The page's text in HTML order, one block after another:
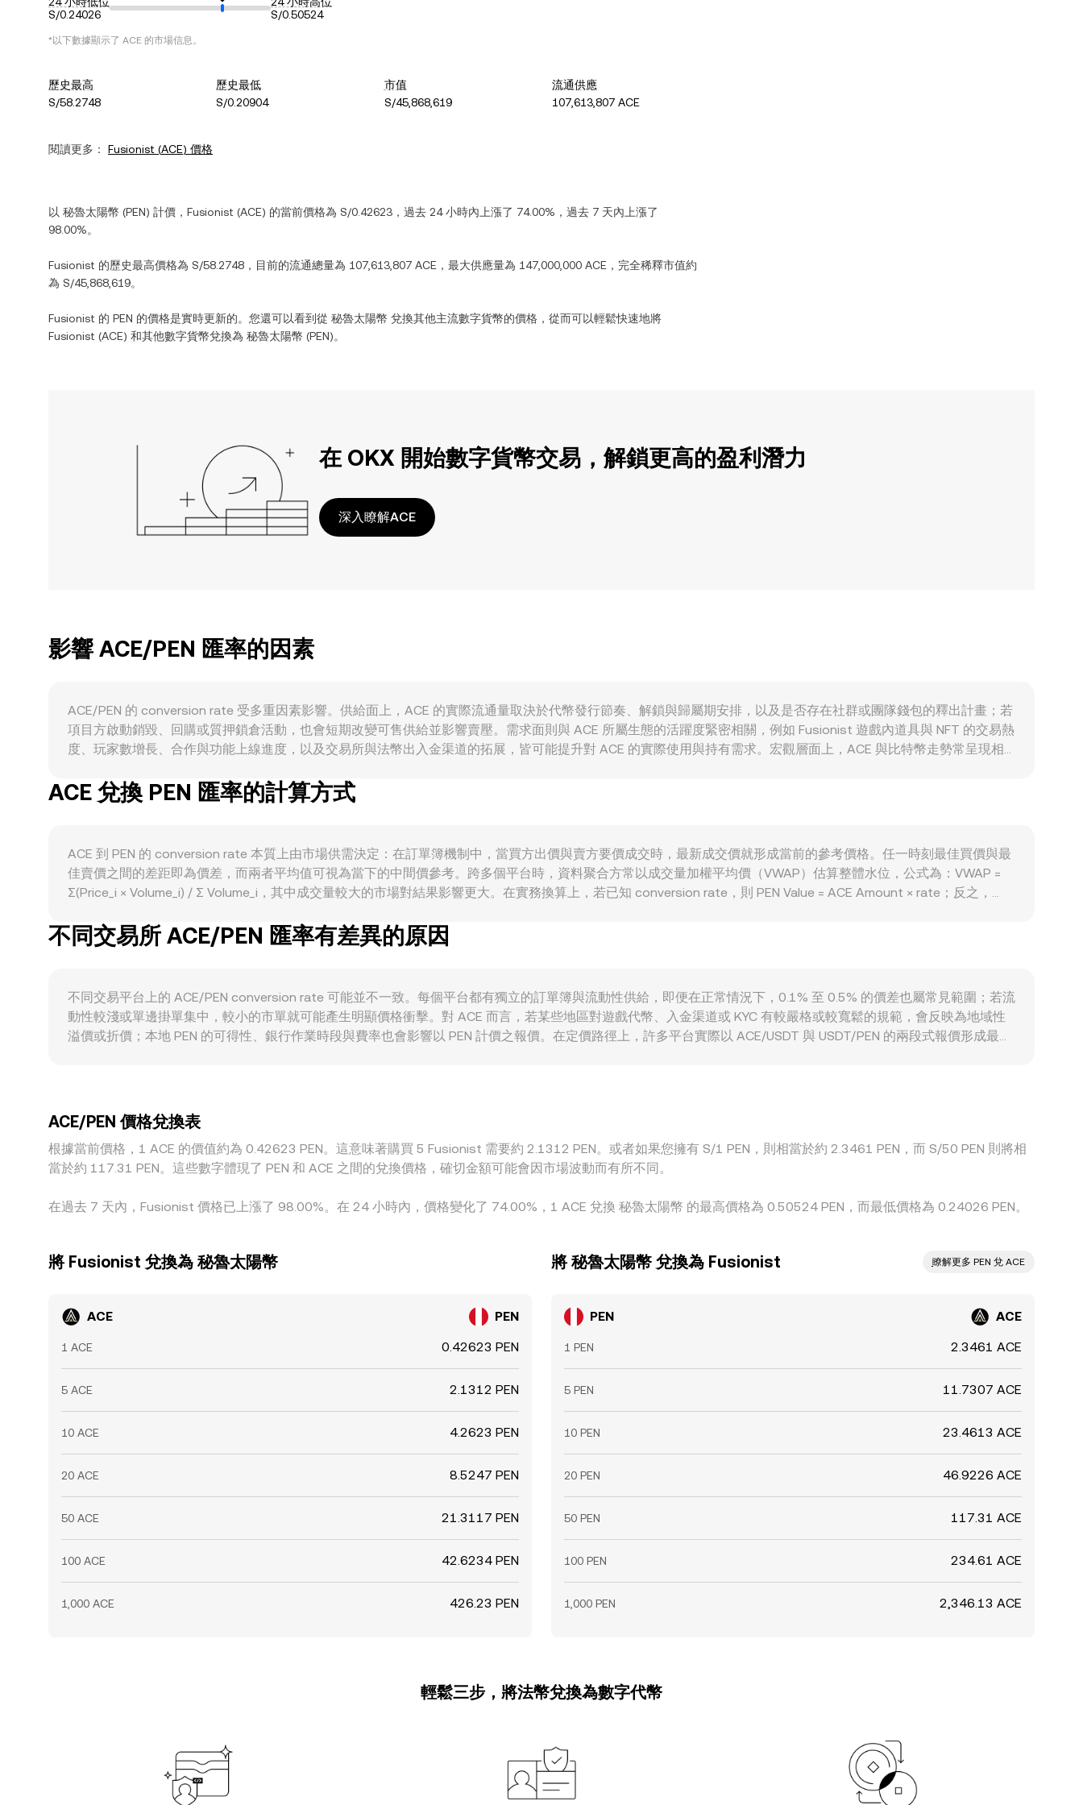
S/0.24026
S/0.50524
*以下數據顯示了 ACE 的市場信息。
歷史最高
S/58.2748
歷史最低
S/0.20904
市值
S/45,868,619
流通供應
107,613,807 ACE
閱讀更多： Fusionist (ACE) 價格
以 秘魯太陽幣 (PEN) 計價， Fusionist (ACE) 的當前價格為 S/0.42623 ，過去 24 小時內 上漲了 74.00% ，過去 7 天內 上漲了
98.00%。
Fusionist 的歷史最高價格為 S/58.2748 ，目前的流通總量為 107,613,807 ACE ，最大供應量為 147,000,000 ACE ，完全稀釋市值約
為 S/45,868,619。
Fusionist 的 PEN 的價格是實時更新的。您還可以看到從 秘魯太陽幣 兌換其他主流數字貨幣的價格，從而可以輕鬆快速地將
Fusionist (ACE) 和其他數字貨幣兌換為 秘魯太陽幣 (PEN)。
在 OKX 開始數字貨幣交易，解鎖更高的盈利潛力
深入瞭解ACE
影響 ACE/PEN 匯率的因素
ACE/PEN 的 conversion rate 受多重因素影響。供給面上，ACE 的實際流通量取決於代幣發行節奏、解鎖與歸屬期安排，以及是否存在社群或團隊錢包的釋出計畫；若
項目方啟動銷毀、回購或質押鎖倉活動，也會短期改變可售供給並影響賣壓。需求面則與 ACE 所屬生態的活躍度緊密相關，例如 Fusionist 遊戲內道具與 NFT 的交易熱
度、玩家數增長、合作與功能上線進度，以及交易所與法幣出入金渠道的拓展，皆可能提升對 ACE 的實際使用與持有需求。宏觀層面上，ACE 與比特幣走勢常呈現相
變化都可能導致以本地法幣計價的波動。監管訊息同樣重要，若有針對遊戲代幣、代幣發售與交易規範的政策更新，或針對加密法幣通道與稅務申報的新規，都可能迅
速影響 ACE 的定價與本地換匯條件。技術面方面，若 ACE 在主要平台設有永續合約或期權，資金費率的正負與大小會影響多空部位成本與槓桿需求，期權到期與倉位
ACE 兌換 PEN 匯率的計算方式
ACE 到 PEN 的 conversion rate 本質上由市場供需決定：在訂單簿機制中，當買方出價與賣方要價成交時，最新成交價就形成當前的參考價格。任一時刻最佳買價與最
佳賣價之間的差距即為價差，而兩者平均值可視為當下的中間價參考。跨多個平台時，資料聚合方常以成交量加權平均價（VWAP）估算整體水位，公式為：VWAP =
Σ(Price_i × Volume_i) / Σ Volume_i，其中成交量較大的市場對結果影響更大。在實務換算上，若已知 conversion rate，則 PEN Value = ACE Amount × rate；反之，
為 x × y = k，其中池中兩種資產的儲備量分別為 x 與 y，瞬時價格可近似為 y/x；當大額換幣改變池子儲備比例時，會產生滑點並推動 ACE/PEN 的即時 conversion rate
變動。
不同交易所 ACE/PEN 匯率有差異的原因
不同交易平台上的 ACE/PEN conversion rate 可能並不一致。每個平台都有獨立的訂單簿與流動性供給，即便在正常情況下，0.1% 至 0.5% 的價差也屬常見範圍；若流
動性較淺或單邊掛單集中，較小的市單就可能產生明顯價格衝擊。對 ACE 而言，若某些地區對遊戲代幣、入金渠道或 KYC 有較嚴格或較寬鬆的規範，會反映為地域性
溢價或折價；本地 PEN 的可得性、銀行作業時段與費率也會影響以 PEN 計價之報價。在定價路徑上，許多平台實際以 ACE/USDT 與 USDT/PEN 的兩段式報價形成最終
ACE/PEN 價格兌換表
根據當前價格，1 ACE 的價值約為 0.42623 PEN。這意味著購買 5 Fusionist 需要約 2.1312 PEN。或者如果您擁有 S/1 PEN，則相當於約 2.3461 PEN，而 S/50 PEN 則將相
當於約 117.31 PEN。這些數字體現了 PEN 和 ACE 之間的兌換價格，確切金額可能會因市場波動而有所不同。
在過去 7 天內，Fusionist 價格已上漲了 98.00%。在 24 小時內，價格變化了 74.00%，1 ACE 兌換 秘魯太陽幣 的最高價格為 0.50524 PEN，而最低價格為 0.24026 PEN。
將 Fusionist 兌換為 秘魯太陽幣
ACE PEN
1 ACE 0.42623 PEN
5 ACE 2.1312 PEN
10 ACE 4.2623 PEN
20 ACE 8.5247 PEN
50 ACE 21.3117 PEN
100 ACE 42.6234 PEN
1,000 ACE 426.23 PEN
將 秘魯太陽幣 兌換為 Fusionist ִִִִִִִִִִִִִִִִִִִִִִִִִִִִִִִִִִִִִִִִִִִִִִִ瞭解更多 PEN 兌 ACE
PEN ACE
1 PEN 2.3461 ACE
5 PEN 11.7307 ACE
10 PEN 23.4613 ACE
20 PEN 46.9226 ACE
50 PEN 117.31 ACE
100 PEN 234.61 ACE
1,000 PEN 2,346.13 ACE
輕鬆三步，將法幣兌換為數字代幣